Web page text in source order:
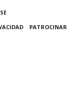
PATROCINAR